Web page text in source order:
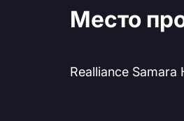
Место
Realliance